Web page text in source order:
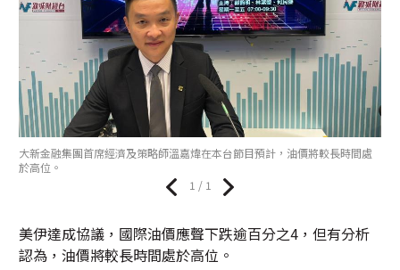
大新金融集團首席經濟及策略師溫嘉煒在本台節目預計，油價將較長時間處
於高位。
1 / 1
美伊達成協議，國際油價應聲下跌逾百分之4，但有分析
認為，油價將較長時間處於高位。